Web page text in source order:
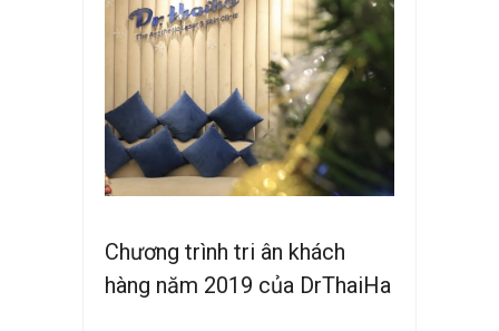
Chương trình tri ân khách
hàng năm 2019 của DrThaiHa